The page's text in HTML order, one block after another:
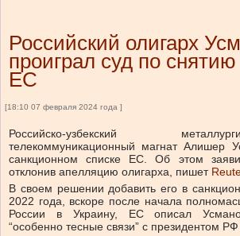
Российский олигарх
проиграл суд по
ЕС
[18:10 07 февраля 2024 года ]
Российско-узбекский
телекоммуникационный магнат Алишер
санкционном списке ЕС. Об этом
отклонив апелляцию олигарха, пишет
В своем решении добавить его в
2022 года, вскоре после начала
России в Украину, ЕС описал
“особенно тесные связи” с президентом